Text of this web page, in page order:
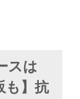
スは
も】抗